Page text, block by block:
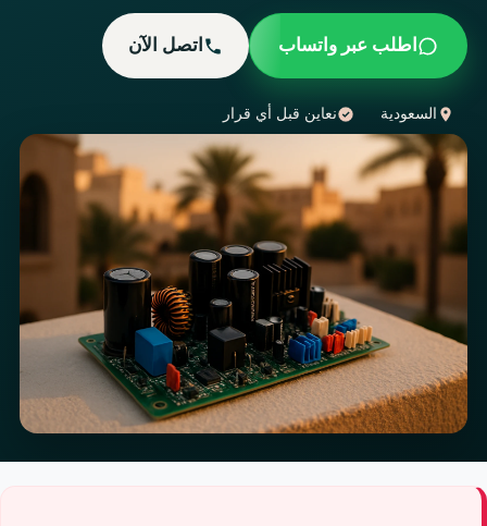
اطلب عبر واتساب اتصل الآن
السعودية نعاين قبل أي قرار